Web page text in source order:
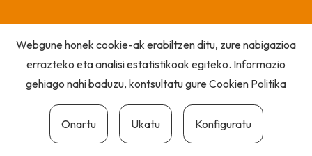
Webgune honek cookie-ak erabiltzen ditu, zure nabigazioa
errazteko eta analisi estatistikoak egiteko. Informazio
gehiago nahi baduzu, kontsultatu gureCookien Politika
Onartu Ukatu Konfiguratu